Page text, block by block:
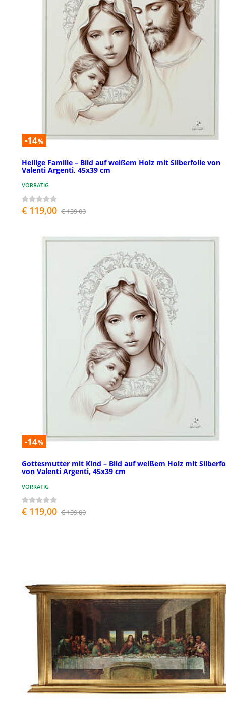
-14%
Heilige Familie – Bild auf weißem Holz mit Silberfolie von
Valenti Argenti, 45x39 cm
VORRÄTIG
€ 119,00 € 139,00
-14%
Gottesmutter mit Kind – Bild auf weißem Holz mit
von Valenti Argenti, 45x39 cm
VORRÄTIG
€ 119,00 € 139,00